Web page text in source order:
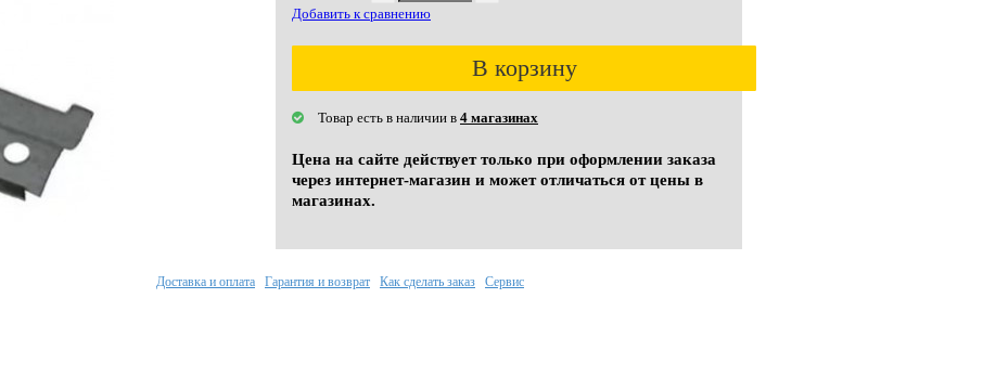
Добавить к сравнению
В корзину
Товар есть в наличии в 4 магазинах
Цена на сайте действует только при оформлении заказа
через интернет-магазин и может отличаться от цены в
магазинах.
Доставка и оплата Гарантия и возврат Как сделать заказ Сервис